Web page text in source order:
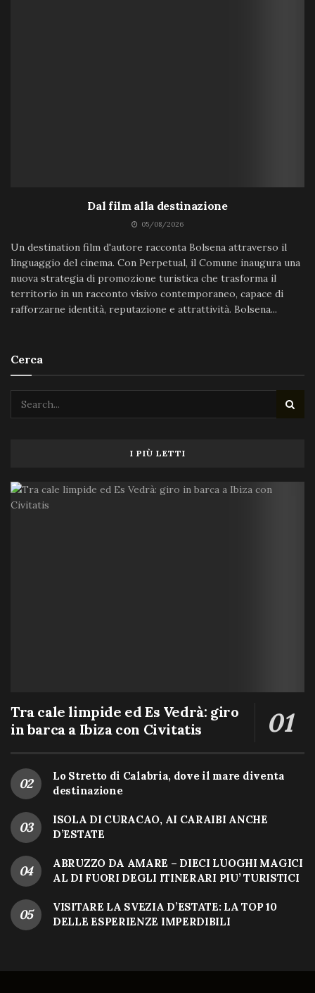
Dal film alla destinazione
05/08/2026
Un destination film d'autore racconta Bolsena attraverso il
linguaggio del cinema. Con Perpetual, il Comune inaugura una
nuova strategia di promozione turistica che trasforma il
territorio in un racconto visivo contemporaneo, capace di
rafforzarne identità, reputazione e attrattività. Bolsena...
Cerca
I PIÙ LETTI
Tra cale limpide ed Es Vedrà: giro
in barca a Ibiza con Civitatis
Lo Stretto di Calabria, dove il mare diventa
destinazione
ISOLA DI CURACAO, AI CARAIBI ANCHE
D’ESTATE
ABRUZZO DA AMARE – DIECI LUOGHI MAGICI
AL DI FUORI DEGLI ITINERARI PIU’ TURISTICI
VISITARE LA SVEZIA D’ESTATE: LA TOP 10
DELLE ESPERIENZE IMPERDIBILI